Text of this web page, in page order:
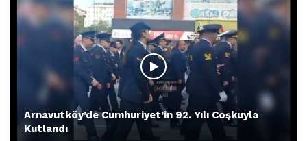
Arnavutköy’de Cumhuriyet’in 92. Yılı Coşkuyla
Kutlandı